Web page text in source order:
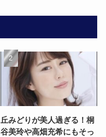
丘みどりが美人過ぎる！桐
谷美玲や高畑充希にもそっ